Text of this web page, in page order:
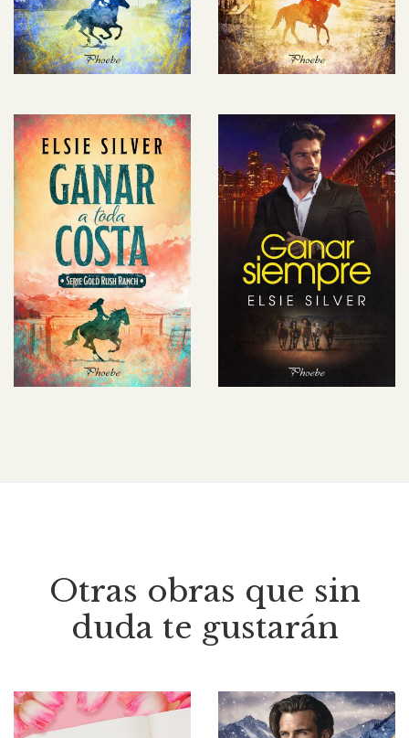
Otras obras que sin
duda te gustarán